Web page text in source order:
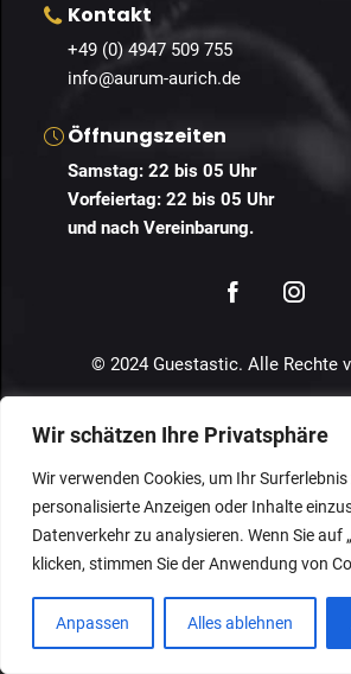
Wir schätzen Ihre Privatsphäre
Wir verwenden Cookies, um Ihr
personalisierte Anzeigen oder Inhalte
Datenverkehr zu analysieren. Wenn Sie auf
klicken, stimmen Sie der Anwendung von
Anpassen Alles ablehnen
Kontakt
+49 (0) 4947 509 755
info@aurum-aurich.de
Öffnungszeiten
Samstag: 22 bis 05 Uhr
Vorfeiertag: 22 bis 05 Uhr
und nach Vereinbarung.
© 2024 Guestastic. Alle Rechte
Datenschutz Geschäftsbedingungen